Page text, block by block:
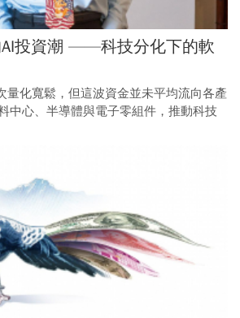
投資潮 ——科技分化下的軟
量化寬鬆，但這波資金並未平均流向各產
中心、半導體與電子零組件，推動科技